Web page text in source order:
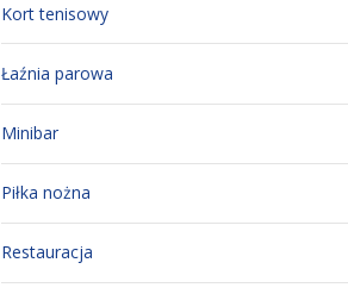
Kort tenisowy
Łaźnia parowa
Minibar
Piłka nożna
Restauracja